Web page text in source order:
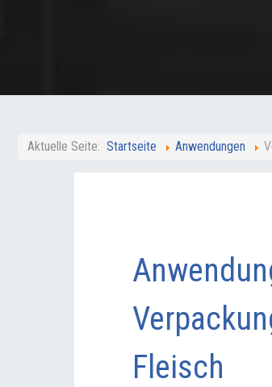
Aktuelle Seite: Startseite Anwendungen
Fleisch